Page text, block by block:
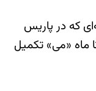
که در پاریس
ماه «می»‌ تکمیل